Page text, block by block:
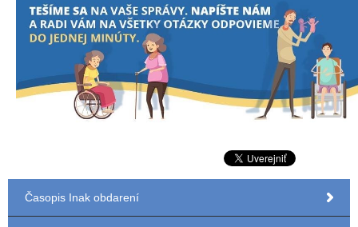
Časopis Inak obdarení